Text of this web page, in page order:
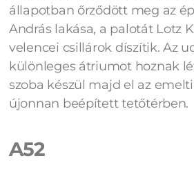
állapotban őrződött meg az
András lakása, a palotát Lotz
velencei csillárok díszítik. Az
különleges átriumot hoznak
szoba készül majd el az
újonnan beépített tetőtérben.
A52